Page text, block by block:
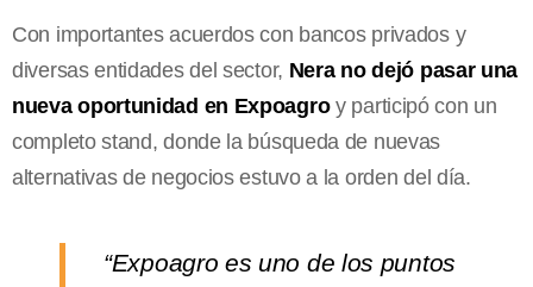
Con importantes acuerdos con bancos privados y
diversas entidades del sector, Nera no dejó pasar una
nueva oportunidad en Expoagroy participó con un
completo stand, donde la búsqueda de nuevas
alternativas de negocios estuvo a la orden del día.
“Expoagro es uno de los puntos